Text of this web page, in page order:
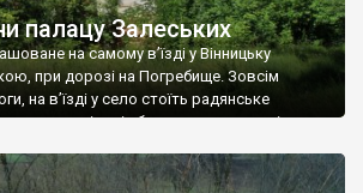
палацу Залеських
на самому в’їзді у Вінницьку
при дорозі на Погребище. Зовсім
на в’їзді у село стоїть радянське
показує жінку і яблуню, а трохи далі, десь
дві стареньких колії у траві – […]